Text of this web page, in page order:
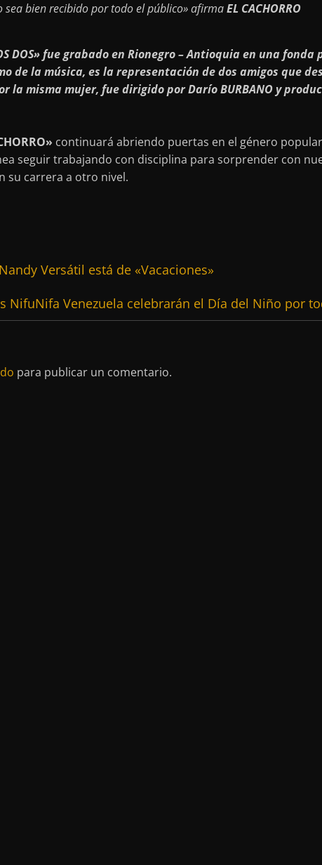
sea bien recibido por todo el público» afirmaEL CACHORRO
DOS» fue grabado en Rionegro – Antioquia en una fonda
de la música, es la representación de dos amigos que
la misma mujer, fue dirigido por Darío BURBANO y
continuará abriendo puertas en el género
seguir trabajando con disciplina para sorprender con
su carrera a otro nivel.
Versátil está de «Vacaciones»
NifuNifa Venezuela celebrarán el Día del Niño por
para publicar un comentario.